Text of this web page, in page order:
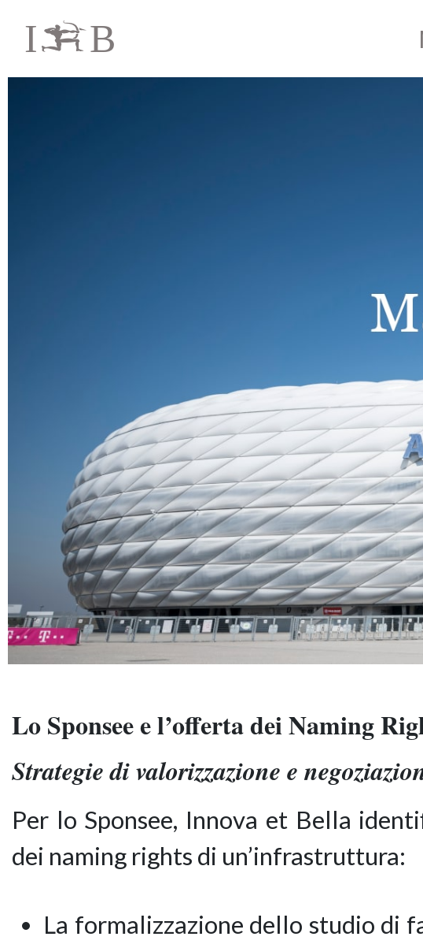
I iB
Lo Sponsee e l’offerta dei Naming
Strategie di valorizzazione e
Per lo Sponsee, Innova et Bella
dei naming rights di un’infrastruttura:
La formalizzazione dello studio di